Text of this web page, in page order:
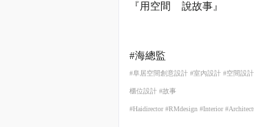
『用空間 說故事』
#海總監
#阜居空間創意設計 #室內設計 #空間設計
櫃位設計 #故事
#Haidirector #RMdesign #Interior